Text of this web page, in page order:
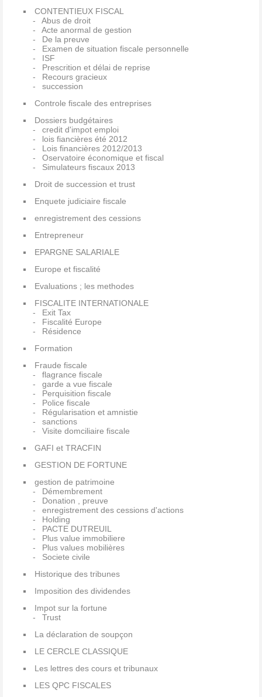
CONTENTIEUX FISCAL
Abus de droit
Acte anormal de gestion
De la preuve
Examen de situation fiscale personnelle
ISF
Prescrition et délai de reprise
Recours gracieux
succession
Controle fiscale des entreprises
Dossiers budgétaires
credit d'impot emploi
lois fiancières été 2012
Lois financières 2012/2013
Oservatoire économique et fiscal
Simulateurs fiscaux 2013
Droit de succession et trust
Enquete judiciaire fiscale
enregistrement des cessions
Entrepreneur
EPARGNE SALARIALE
Europe et fiscalité
Evaluations ; les methodes
FISCALITE INTERNATIONALE
Exit Tax
Fiscalité Europe
Résidence
Formation
Fraude fiscale
flagrance fiscale
garde a vue fiscale
Perquisition fiscale
Police fiscale
Régularisation et amnistie
sanctions
Visite domciliaire fiscale
GAFI et TRACFIN
GESTION DE FORTUNE
gestion de patrimoine
Démembrement
Donation , preuve
enregistrement des cessions d'actions
Holding
PACTE DUTREUIL
Plus value immobiliere
Plus values mobilières
Societe civile
Historique des tribunes
Imposition des dividendes
Impot sur la fortune
Trust
La déclaration de soupçon
LE CERCLE CLASSIQUE
Les lettres des cours et tribunaux
LES QPC FISCALES